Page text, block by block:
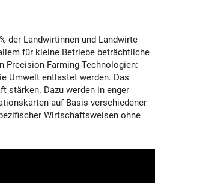
der Landwirtinnen und Landwirte
für kleine Betriebe beträchtliche
Farming-Technologien:
Umwelt entlastet werden. Das
stärken. Dazu werden in enger
auf Basis verschiedener
Wirtschaftsweisen ohne